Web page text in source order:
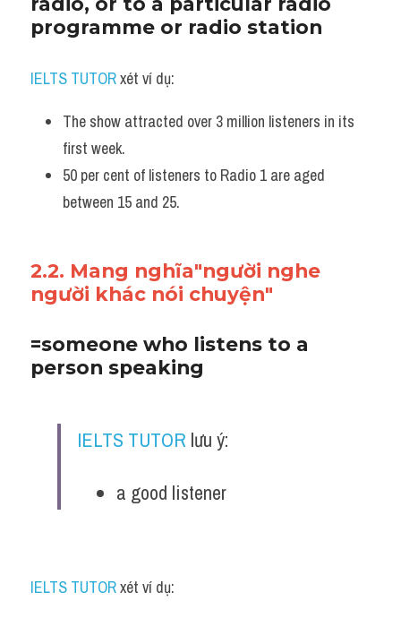
programme or radio station
IELTS TUTOR xét ví dụ:
The show attracted over 3 million listeners in its
first week.
50 per cent of listeners to Radio 1 are aged
between 15 and 25.
2.2. Mang nghĩa"người nghe
người khác nói chuyện"
=someone who listens to a
person speaking
IELTS TUTOR lưu ý:
a good listener
IELTS TUTOR xét ví dụ: